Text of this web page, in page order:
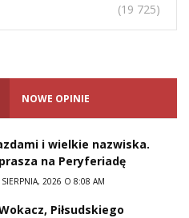
(19 725)
NOWE OPINIE
i wielkie nazwiska.
na Peryferiadę
2026 O 8:08 AM
Piłsudskiego